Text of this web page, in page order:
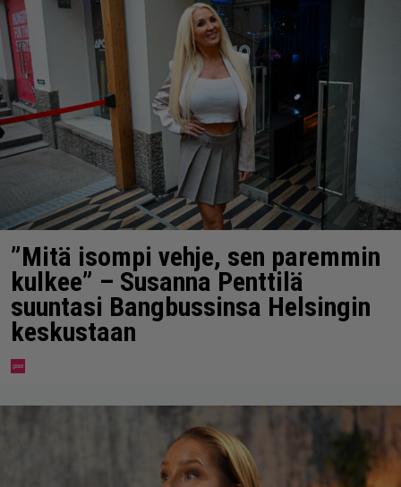
”Mitä isompi vehje, sen paremmin
kulkee” – Susanna Penttilä
suuntasi Bangbussinsa Helsingin
keskustaan